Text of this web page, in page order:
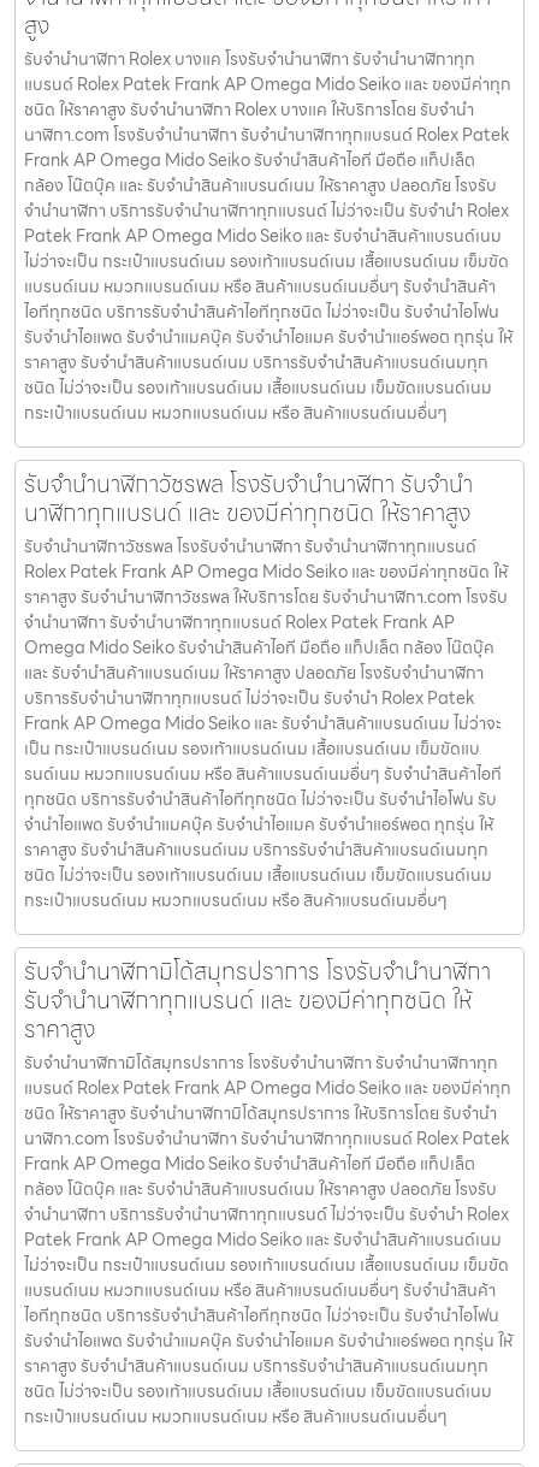
สูง
รับจำนำนาฬิกา Rolex บางแค โรงรับจำนำนาฬิกา รับจำนำนาฬิกาทุก
แบรนด์ Rolex Patek Frank AP Omega Mido Seiko และ ของมีค่าทุก
ชนิด ให้ราคาสูง รับจำนำนาฬิกา Rolex บางแค ให้บริการโดย รับจํานํา
นาฬิกา.com โรงรับจำนำนาฬิกา รับจำนำนาฬิกาทุกแบรนด์ Rolex Patek
Frank AP Omega Mido Seiko รับจำนำสินค้าไอที มือถือ แท็ปเล็ต
กล้อง โน๊ตบุ๊ค และ รับจำนำสินค้าแบรนด์เนม ให้ราคาสูง ปลอดภัย โรงรับ
จำนำนาฬิกา บริการรับจำนำนาฬิกาทุกแบรนด์ ไม่ว่าจะเป็น รับจำนำ Rolex
Patek Frank AP Omega Mido Seiko และ รับจำนำสินค้าแบรนด์เนม
ไม่ว่าจะเป็น กระเป๋าแบรนด์เนม รองเท้าแบรนด์เนม เสื้อแบรนด์เนม เข็มขัด
แบรนด์เนม หมวกแบรนด์เนม หรือ สินค้าแบรนด์เนมอื่นๆ รับจำนำสินค้า
ไอทีทุกชนิด บริการรับจำนำสินค้าไอทีทุกชนิด ไม่ว่าจะเป็น รับจำนำไอโฟน
รับจำนำไอแพด รับจำนำแมคบุ๊ค รับจำนำไอแมค รับจำนำแอร์พอต ทุกรุ่น ให้
ราคาสูง รับจำนำสินค้าแบรนด์เนม บริการรับจำนำสินค้าแบรนด์เนมทุก
ชนิด ไม่ว่าจะเป็น รองเท้าแบรนด์เนม เสื้อแบรนด์เนม เข็มขัดแบรนด์เนม
กระเป๋าแบรนด์เนม หมวกแบรนด์เนม หรือ สินค้าแบรนด์เนมอื่นๆ
รับจำนำนาฬิกาวัชรพล โรงรับจำนำนาฬิกา รับจำนำ
นาฬิกาทุกแบรนด์ และ ของมีค่าทุกชนิด ให้ราคาสูง
รับจำนำนาฬิกาวัชรพล โรงรับจำนำนาฬิกา รับจำนำนาฬิกาทุกแบรนด์
Rolex Patek Frank AP Omega Mido Seiko และ ของมีค่าทุกชนิด ให้
ราคาสูง รับจำนำนาฬิกาวัชรพล ให้บริการโดย รับจํานํานาฬิกา.com โรงรับ
จำนำนาฬิกา รับจำนำนาฬิกาทุกแบรนด์ Rolex Patek Frank AP
Omega Mido Seiko รับจำนำสินค้าไอที มือถือ แท็ปเล็ต กล้อง โน๊ตบุ๊ค
และ รับจำนำสินค้าแบรนด์เนม ให้ราคาสูง ปลอดภัย โรงรับจำนำนาฬิกา
บริการรับจำนำนาฬิกาทุกแบรนด์ ไม่ว่าจะเป็น รับจำนำ Rolex Patek
Frank AP Omega Mido Seiko และ รับจำนำสินค้าแบรนด์เนม ไม่ว่าจะ
เป็น กระเป๋าแบรนด์เนม รองเท้าแบรนด์เนม เสื้อแบรนด์เนม เข็มขัดแบ
รนด์เนม หมวกแบรนด์เนม หรือ สินค้าแบรนด์เนมอื่นๆ รับจำนำสินค้าไอที
ทุกชนิด บริการรับจำนำสินค้าไอทีทุกชนิด ไม่ว่าจะเป็น รับจำนำไอโฟน รับ
จำนำไอแพด รับจำนำแมคบุ๊ค รับจำนำไอแมค รับจำนำแอร์พอต ทุกรุ่น ให้
ราคาสูง รับจำนำสินค้าแบรนด์เนม บริการรับจำนำสินค้าแบรนด์เนมทุก
ชนิด ไม่ว่าจะเป็น รองเท้าแบรนด์เนม เสื้อแบรนด์เนม เข็มขัดแบรนด์เนม
กระเป๋าแบรนด์เนม หมวกแบรนด์เนม หรือ สินค้าแบรนด์เนมอื่นๆ
รับจำนำนาฬิกามิโด้สมุทรปราการ โรงรับจำนำนาฬิกา
รับจำนำนาฬิกาทุกแบรนด์ และ ของมีค่าทุกชนิด ให้
ราคาสูง
รับจำนำนาฬิกามิโด้สมุทรปราการ โรงรับจำนำนาฬิกา รับจำนำนาฬิกาทุก
แบรนด์ Rolex Patek Frank AP Omega Mido Seiko และ ของมีค่าทุก
ชนิด ให้ราคาสูง รับจำนำนาฬิกามิโด้สมุทรปราการ ให้บริการโดย รับจํานํา
นาฬิกา.com โรงรับจำนำนาฬิกา รับจำนำนาฬิกาทุกแบรนด์ Rolex Patek
Frank AP Omega Mido Seiko รับจำนำสินค้าไอที มือถือ แท็ปเล็ต
กล้อง โน๊ตบุ๊ค และ รับจำนำสินค้าแบรนด์เนม ให้ราคาสูง ปลอดภัย โรงรับ
จำนำนาฬิกา บริการรับจำนำนาฬิกาทุกแบรนด์ ไม่ว่าจะเป็น รับจำนำ Rolex
Patek Frank AP Omega Mido Seiko และ รับจำนำสินค้าแบรนด์เนม
ไม่ว่าจะเป็น กระเป๋าแบรนด์เนม รองเท้าแบรนด์เนม เสื้อแบรนด์เนม เข็มขัด
แบรนด์เนม หมวกแบรนด์เนม หรือ สินค้าแบรนด์เนมอื่นๆ รับจำนำสินค้า
ไอทีทุกชนิด บริการรับจำนำสินค้าไอทีทุกชนิด ไม่ว่าจะเป็น รับจำนำไอโฟน
รับจำนำไอแพด รับจำนำแมคบุ๊ค รับจำนำไอแมค รับจำนำแอร์พอต ทุกรุ่น ให้
ราคาสูง รับจำนำสินค้าแบรนด์เนม บริการรับจำนำสินค้าแบรนด์เนมทุก
ชนิด ไม่ว่าจะเป็น รองเท้าแบรนด์เนม เสื้อแบรนด์เนม เข็มขัดแบรนด์เนม
กระเป๋าแบรนด์เนม หมวกแบรนด์เนม หรือ สินค้าแบรนด์เนมอื่นๆ